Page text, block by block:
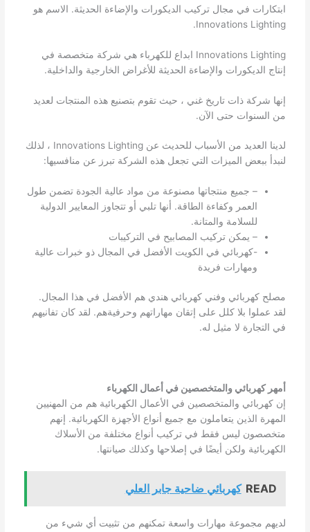
ابتكارات في مجال تركيب الديكورات والإضاءة الحديثة. الاسم هو
Innovations Lighting.
Innovations Lighting ابداع للكهرباء هي شركة متخصصة في
إنتاج الديكورات والإضاءة الحديثة للأغراض الخارجية والداخلية.
إنها شركة ذات تاريخ غني ، حيث تقوم بتصنيع هذه المنتجات لعديد
من السنوات حتى الآن.
لدينا العديد من الأسباب للحديث عن Innovations Lighting ، لذلك
لنبدأ ببعض الميزات التي تجعل هذه الشركة تبرز عن منافسيها:
– جميع منتجاتها مصنوعة من مواد عالية الجودة تضمن طول
العمر وكفاءة الطاقة. أنها تلبي أو تتجاوز المعايير الدولية
للسلامة والمتانة.
– يمكن تركيب المصابيح في التركيبات
-كهربائي في الكويت الأفضل في المجال ذو خبرات عالية
ومهارات فريدة
مصلح كهربائي وفني كهربائي هندي هم الأفضل في هذا المجال.
لقد عملوا بلا كلل على إتقان مهاراتهم وحرفيةهم. لقد كان تفانيهم
في التجارة لا مثيل له.
أمهر كهربائي والمتخصصين في أعمال الكهرباء
إن كهربائي والمتخصصين في الأعمال الكهربائية هم من المهنيين
المهرة الذين يتعاملون مع جميع أنواع الأجهزة الكهربائية. إنهم
متخصصون ليس فقط في تركيب أنواع مختلفة من الأسلاك
الكهربائية ولكن أيضًا في إصلاحها وكذلك صيانتها.
READ كهربائي ضاحية جابر العلي
لديهم مجموعة مهارات واسعة تمكنهم من تثبيت أي شيء من